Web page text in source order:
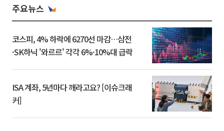
주요뉴스
코스피, 4% 하락에 6270선 마감…삼전
·SK하닉 '와르르' 각각 6%·10%대 급락
ISA 계좌, 5년마다 깨라고요? [이슈크래
커]